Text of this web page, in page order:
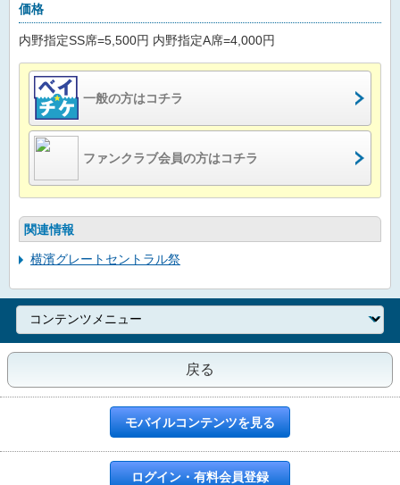
価格
内野指定SS席=5,500円 内野指定A席=4,000円
一般の方はコチラ
ファンクラブ会員の方はコチラ
関連情報
横濱グレートセントラル祭
戻る
モバイルコンテンツを見る
ログイン・有料会員登録